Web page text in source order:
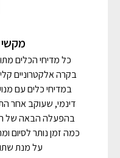
כל מדיחי הכלים
דינמי, שעוקב אחר
כמה זמן נותר לסיום
על מנת